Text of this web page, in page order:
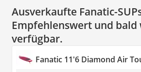
Ausverkaufte Fanatic-
Empfehlenswert und bald
verfügbar.
Fanatic 11'6 Diamond Air